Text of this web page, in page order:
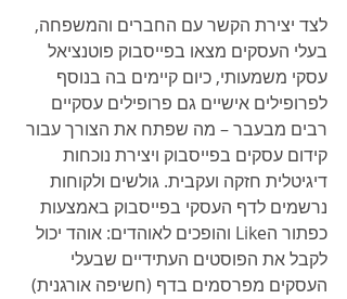
לצד יצירת הקשר עם החברים והמשפחה,
בעלי העסקים מצאו בפייסבוק פוטנציאל
עסקי משמעותי, כיום קיימים בה בנוסף
לפרופילים אישיים גם פרופילים עסקיים
רבים מבעבר – מה שפתח את הצורך עבור
קידום עסקים בפייסבוק ויצירת נוכחות
דיגיטלית חזקה ועקבית. גולשים ולקוחות
נרשמים לדף העסקי בפייסבוק באמצעות
כפתור הLike והופכים לאוהדים: אוהד יכול
לקבל את הפוסטים העתידיים שבעלי
העסקים מפרסמים בדף (חשיפה אורגנית)